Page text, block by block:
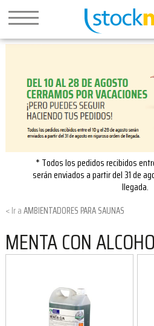
* Todos los pedidos recibidos
serán enviados a partir del 31 de
llegada.
AMBIENTADORES PARA SAUNAS
MENTA CON